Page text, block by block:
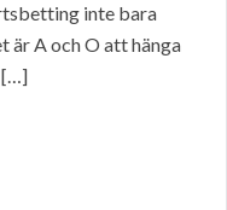
inte bara
är A och O att hänga
[…]